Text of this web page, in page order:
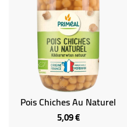
Pois Chiches Au Naturel
5,09 €Prix